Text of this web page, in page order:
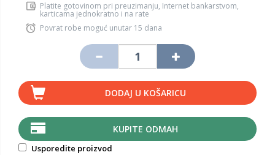
Platite gotovinom pri preuzimanju, Internet bankarstvom,
karticama jednokratno i na rate
Povrat robe moguć unutar 15 dana
DODAJ U KOŠARICU
KUPITE ODMAH
Usporedite proizvod